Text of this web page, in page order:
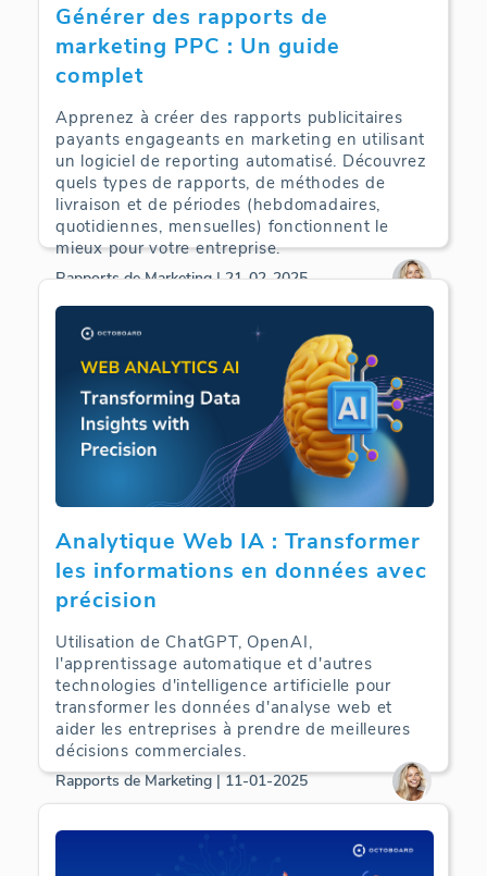
Générer des rapports de
marketing PPC : Un guide
complet
Apprenez à créer des rapports publicitaires
payants engageants en marketing en utilisant
un logiciel de reporting automatisé. Découvrez
quels types de rapports, de méthodes de
livraison et de périodes (hebdomadaires,
quotidiennes, mensuelles) fonctionnent le
mieux pour votre entreprise.
Rapports de Marketing | 21-02-2025
Analytique Web IA : Transformer
les informations en données avec
précision
Utilisation de ChatGPT, OpenAI,
l'apprentissage automatique et d'autres
technologies d'intelligence artificielle pour
transformer les données d'analyse web et
aider les entreprises à prendre de meilleures
décisions commerciales.
Rapports de Marketing | 11-01-2025